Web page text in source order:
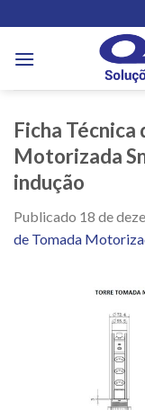
to
content
Ficha Técnica
Motorizada
indução
Publicado 18 de
de Tomada